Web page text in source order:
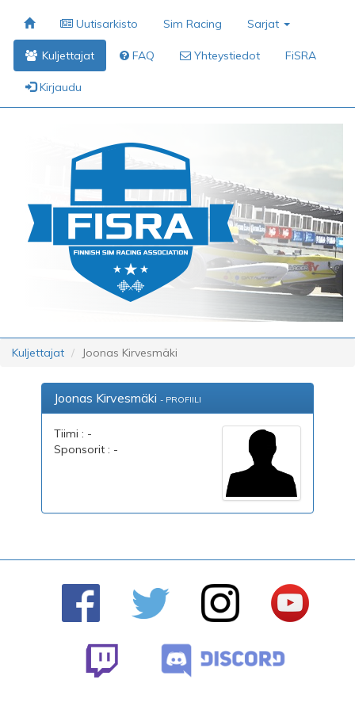
Uutisarkisto Sim Racing Sarjat
Kuljettajat FAQ Yhteystiedot FiSRA
Kirjaudu
Kuljettajat Joonas Kirvesmäki
Joonas Kirvesmäki - PROFIILI
Tiimi : -
Sponsorit : -